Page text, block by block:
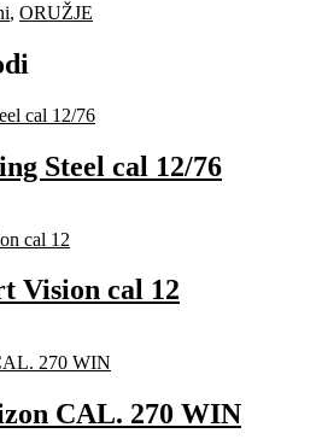
, ORUŽJE
Steel cal 12/76
Vision cal 12
CAL. 270 WIN